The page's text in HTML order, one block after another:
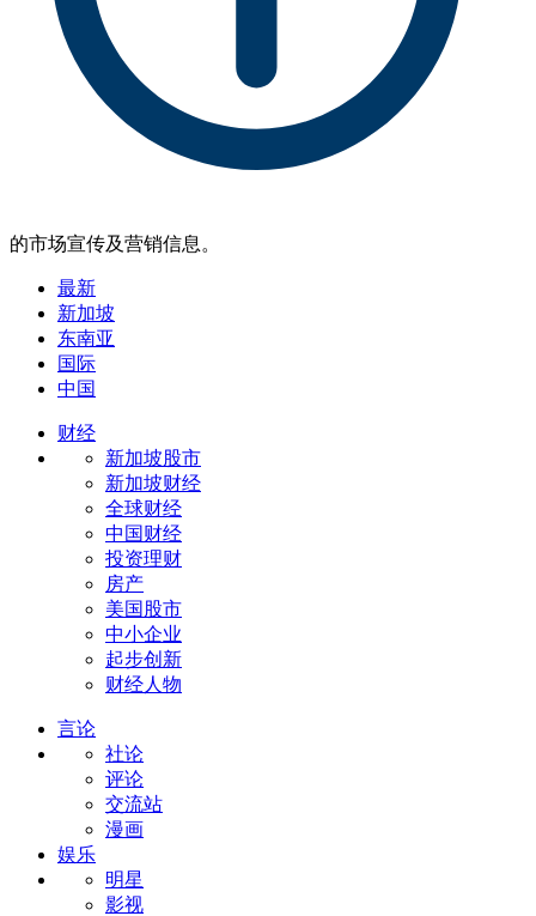
的市场宣传及营销信息。
最新
新加坡
东南亚
国际
中国
财经
新加坡股市
新加坡财经
全球财经
中国财经
投资理财
房产
美国股市
中小企业
起步创新
财经人物
言论
社论
评论
交流站
漫画
娱乐
明星
影视